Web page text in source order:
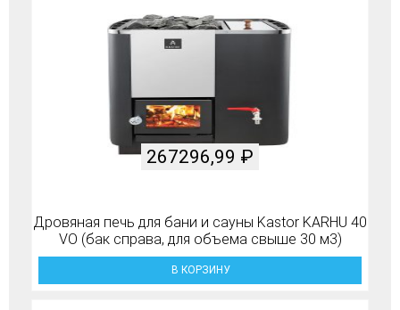
Дровяная печь для бани и сауны Kastor KARHU 40
VO (бак справа, для объема свыше 30 м3)
267296,99 ₽
В КОРЗИНУ